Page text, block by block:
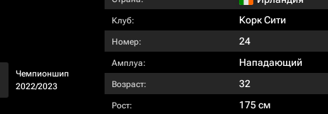
Чемпионшип
2022/2023
Клуб: Корк Сити
Номер: 24
Амплуа: Нападающий
Возраст: 32
Рост: 175 см